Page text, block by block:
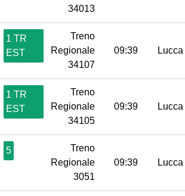
34013
1 TR
EST
Treno
Regionale
34107
09:39 Lucca
1 TR
EST
Treno
Regionale
34105
09:39 Lucca
5
Treno
Regionale
3051
09:39 Lucca